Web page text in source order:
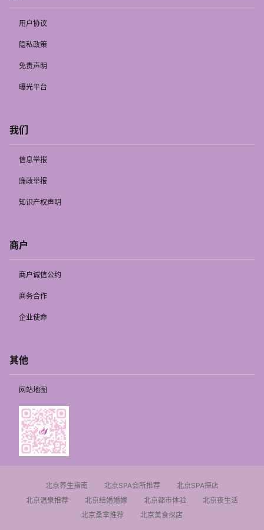
用户协议
隐私政策
免责声明
曝光平台
我们
信息举报
廉政举报
知识产权声明
商户
商户诚信公约
商务合作
企业使命
其他
网站地图
北京养生指南 北京SPA会所推荐
北京SPA探店
北京温泉推荐
北京结婚婚嫁 北京都市体验
北京夜生活
北京桑拿推荐
北京美食探店